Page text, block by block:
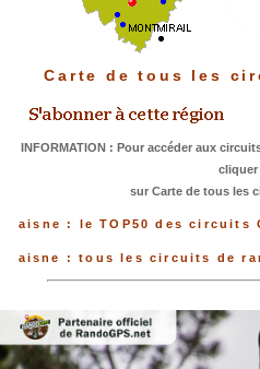
Carte de tous les
INFORMATION : Pour accéder aux
cliquer
sur Carte de tous les
aisne : le TOP50 des circuits
aisne : tous les circuits de